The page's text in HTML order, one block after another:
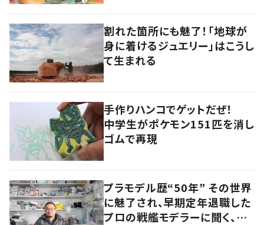
割れた箇所にも魅了！「地球が
身に着けるジュエリー」はこうし
て生まれる
手作りハンコでゲットだぜ！
中学生がポケモン151匹を消し
ゴムで再現
プラモデル歴“50年” その世界
に魅了され、早期定年退職した
プロの戦艦モデラーに聞く、充